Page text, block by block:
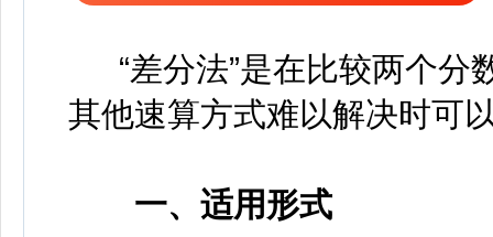
“差分法”是在比较两个分
其他速算方式难以解决时可
一、适用形式